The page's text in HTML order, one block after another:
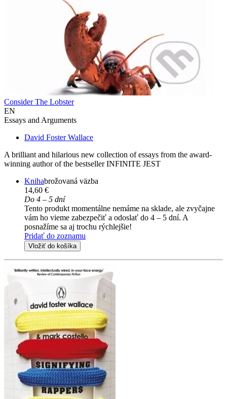
Consider The Lobster
EN
Essays and Arguments
David Foster Wallace
A brilliant and hilarious new collection of essays from the award-
winning author of the bestseller INFINITE JEST
Knihabrožovaná väzba
14,60 €
Do 4 – 5 dní
Tento produkt momentálne nemáme na sklade, ale zvyčajne
vám ho vieme zabezpečiť a odoslať do 4 – 5 dní. A
posnažíme sa aj trochu rýchlejšie!
Pridať do zoznamu
Vložiť do košíka